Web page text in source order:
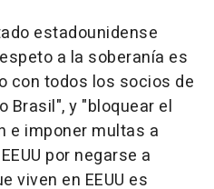
estadounidense
a la soberanía es
con todos los socios de
Brasil", y "bloquear el
e imponer multas a
por negarse a
viven en EEUU es